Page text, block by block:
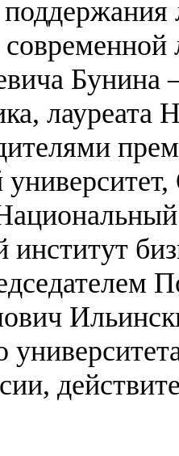
Бунина
лауреата